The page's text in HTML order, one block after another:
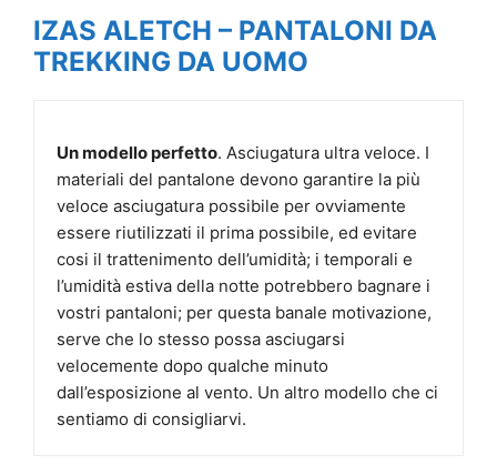
IZAS ALETCH – PANTALONI DA
TREKKING DA UOMO
Un modello perfetto. Asciugatura ultra veloce. I
materiali del pantalone devono garantire la più
veloce asciugatura possibile per ovviamente
essere riutilizzati il prima possibile, ed evitare
cosi il trattenimento dell’umidità; i temporali e
l’umidità estiva della notte potrebbero bagnare i
vostri pantaloni; per questa banale motivazione,
serve che lo stesso possa asciugarsi
velocemente dopo qualche minuto
dall’esposizione al vento. Un altro modello che ci
sentiamo di consigliarvi.